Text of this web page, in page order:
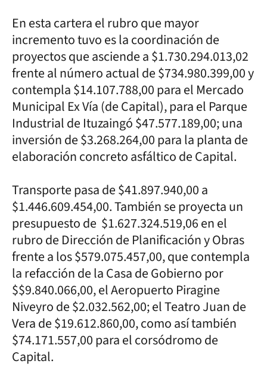
En esta cartera el rubro que mayor
incremento tuvo es la coordinación de
proyectos que asciende a $1.730.294.013,02
frente al número actual de $734.980.399,00 y
contempla $14.107.788,00 para el Mercado
Municipal Ex Vía (de Capital), para el Parque
Industrial de Ituzaingó $47.577.189,00; una
inversión de $3.268.264,00 para la planta de
elaboración concreto asfáltico de Capital.
Transporte pasa de $41.897.940,00 a
$1.446.609.454,00. También se proyecta un
presupuesto de $1.627.324.519,06 en el
rubro de Dirección de Planificación y Obras
frente a los $579.075.457,00, que contempla
la refacción de la Casa de Gobierno por
$$9.840.066,00, el Aeropuerto Piragine
Niveyro de $2.032.562,00; el Teatro Juan de
Vera de $19.612.860,00, como así también
$74.171.557,00 para el corsódromo de
Capital.